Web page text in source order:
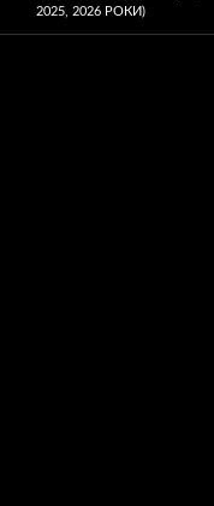
2025, 2026 РОКИ)